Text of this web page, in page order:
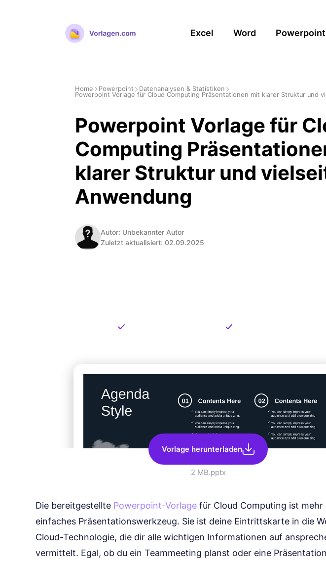
Excel Word Powerpoint
Home Powerpoint
Datenanalysen & Statistiken
Powerpoint Vorlage für Cloud Computing Präsentationen mit klarer Struktur und
Powerpoint Vorlage für
Computing
klarer Struktur und
Anwendung
Autor: Unbekannter Autor
Zuletzt aktualisiert: 02.09.2025
Vorlage herunterladen
2 MB.pptx
Die bereitgestellte Powerpoint-Vorlage für Cloud Computing ist mehr
einfaches Präsentationswerkzeug. Sie ist deine Eintrittskarte in die
Cloud-Technologie, die dir alle wichtigen Informationen auf
vermittelt. Egal, ob du ein Teammeeting planst oder eine